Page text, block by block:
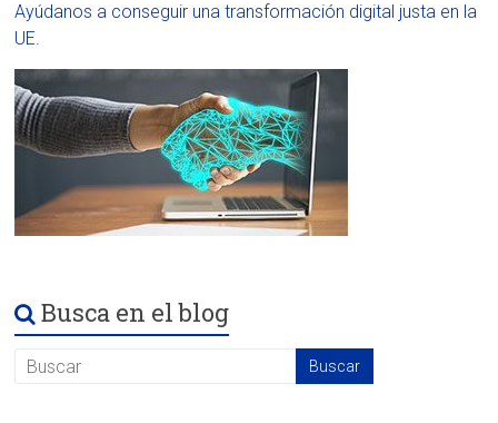
Ayúdanos a conseguir una transformación digital justa en la
UE.
Busca en el blog